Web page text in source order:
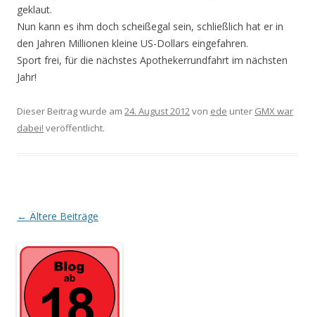
geklaut.
Nun kann es ihm doch scheißegal sein, schließlich hat er in
den Jahren Millionen kleine US-Dollars eingefahren.
Sport frei, für die nächstes Apothekerrundfahrt im nächsten
Jahr!
Dieser Beitrag wurde am 24. August 2012von ede unter GMX war
dabei! veröffentlicht.
Beitrags-
← Ältere Beiträge